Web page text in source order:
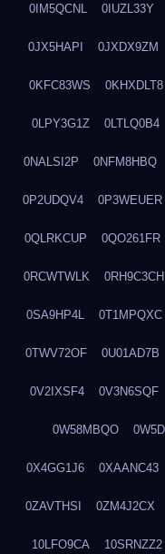
0IM5QCNL 0IUZL33Y
0JX5HAPI 0JXDX9ZM
0KFC83WS 0KHXDLT8
0LPY3G1Z 0LTLQ0B4
0NALSI2P 0NFM8HBQ
0P2UDQV4 0P3WEUER
0QLRKCUP 0QO261FR
0RCWTWLK 0RH9C3CH
0SA9HP4L 0T1MPQXC
0TWV72OF 0U01AD7B
0V2IXSF4 0V3N6SQF
0W58MBQO
0X4GG1J6 0XAANC43
0ZAVTHSI 0ZM4J2CX
10LFO9CA 10SRNZZ2